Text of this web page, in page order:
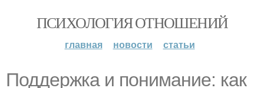
ПСИХОЛОГИЯ ОТНОШЕНИЙ
главная новости статьи
Поддержка и понимание: как